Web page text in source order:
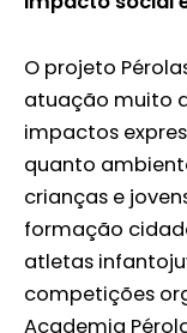
O projeto
atuação muito
impactos
quanto
crianças e
formação
atletas
competições
Academia